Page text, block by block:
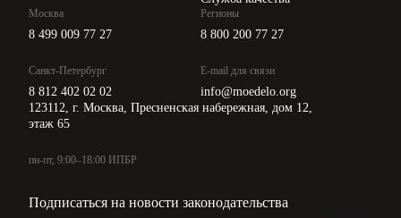
Москва
8 499 009 77 27
Санкт-Петербург
8 812 402 02 02
Регионы
8 800 200 77 27
E-mail для связи
info@moedelo.org
123112, г. Москва, Пресненская набережная, дом 12,
этаж 65
пн-пт, 9:00–18:00 ИПБР
Подписаться на новости законодательства